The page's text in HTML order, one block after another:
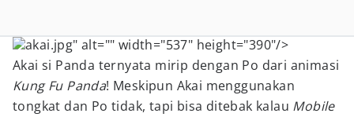
akai.jpg" alt="" width="537" height="390"/>
Akai si Panda ternyata mirip dengan Po dari animasi
Kung Fu Panda! Meskipun Akai menggunakan
tongkat dan Po tidak, tapi bisa ditebak kalau Mobile